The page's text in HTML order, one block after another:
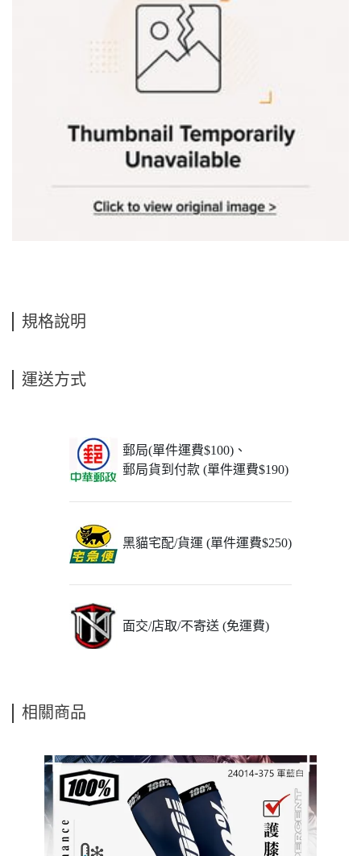
規格說明
運送方式
郵局(單件運費$100)、
郵局貨到付款 (單件運費$190)
黑貓宅配/貨運 (單件運費$250)
面交/店取/不寄送 (免運費)
相關商品